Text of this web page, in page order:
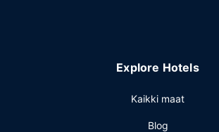
Explore Hotels
Kaikki maat
Blog